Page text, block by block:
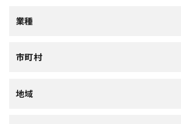
業種
市町村
地域